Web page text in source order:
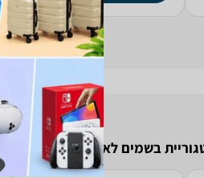
בשמים לאישה